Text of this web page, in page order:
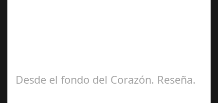
Desde el fondo del Corazón. Reseña.